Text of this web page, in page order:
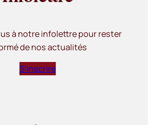
à notre infolettre pour rester
de nos actualités
S’inscrire